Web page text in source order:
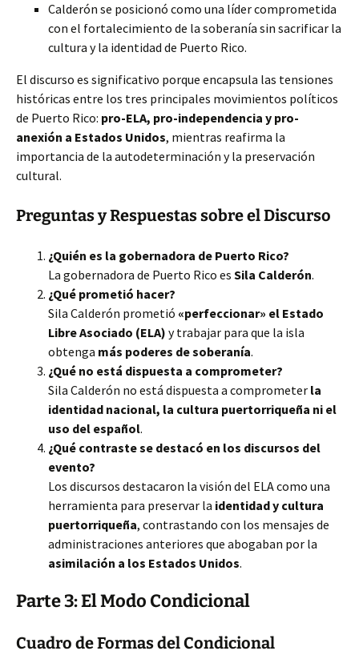
Calderón se posicionó como una líder comprometida
con el fortalecimiento de la soberanía sin sacrificar la
cultura y la identidad de Puerto Rico.
El discurso es significativo porque encapsula las tensiones
históricas entre los tres principales movimientos políticos
de Puerto Rico: pro-ELA, pro-independencia y pro-
anexión a Estados Unidos, mientras reafirma la
importancia de la autodeterminación y la preservación
cultural.
Preguntas y Respuestas sobre el Discurso
¿Quién es la gobernadora de Puerto Rico?
La gobernadora de Puerto Rico es Sila Calderón.
¿Qué prometió hacer?
Sila Calderón prometió «perfeccionar» el Estado
Libre Asociado (ELA) y trabajar para que la isla
obtenga más poderes de soberanía.
¿Qué no está dispuesta a comprometer?
Sila Calderón no está dispuesta a comprometer la
identidad nacional, la cultura puertorriqueña ni el
uso del español.
¿Qué contraste se destacó en los discursos del
evento?
Los discursos destacaron la visión del ELA como una
herramienta para preservar la identidad y cultura
puertorriqueña, contrastando con los mensajes de
administraciones anteriores que abogaban por la
asimilación a los Estados Unidos.
Parte 3: El Modo Condicional
Cuadro de Formas del Condicional